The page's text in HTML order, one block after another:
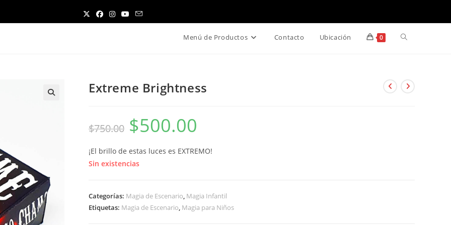
Menú de Productos Contacto Ubicación 0 Alternar
de
Extreme Brightness
$750.00
El
precio
original
$750.00.
$500.00
$500.00.
¡El brillo de estas luces es EXTREMO!
Sin existencias
Categorías: Magia de Escenario, Magia Infantil
Etiquetas: Magia de Escenario, Magia para Niños